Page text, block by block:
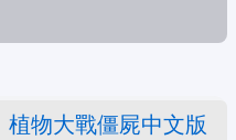
植物大戰僵屍中文版